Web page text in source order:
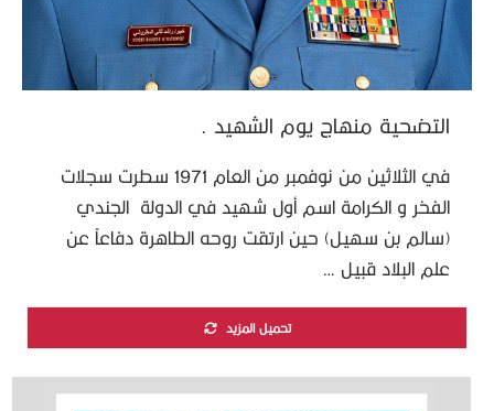
التضحية منهاج يوم الشهيد .
في الثلاثين من نوفمبر من العام 1971 سطرت سجلات
الفخر و الكرامة اسم أول شهيد في الدولة الجندي
(سالم بن سهيل) حين ارتقت روحه الطاهرة دفاعاً عن
علم البلاد قبيل …
تحميل المزيد